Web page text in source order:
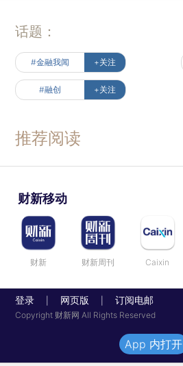
话题：
#金融我闻 +关注
#融创 +关注
推荐阅读
财新移动
财新 财新周刊 Caixin
登录 网页版 订阅电邮
Copyright 财新网 All Rights Reserved
App 内打开